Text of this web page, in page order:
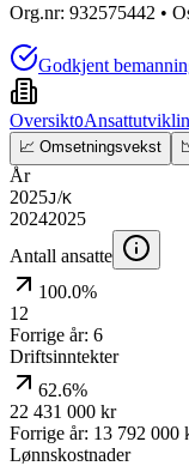
Org.nr: 932575442 •
Godkjent
OversiktO
📈 Omsetningsvekst
År
2025J/K
20242025
Antall ansatte
100.0%
12
Forrige år: 6
Driftsinntekter
62.6%
22 431 000 kr
Forrige år: 13 792 000
Lønnskostnader